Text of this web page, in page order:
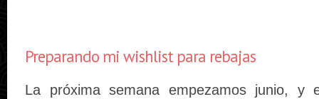
Preparando mi wishlist para rebajas
La próxima semana empezamos junio, y